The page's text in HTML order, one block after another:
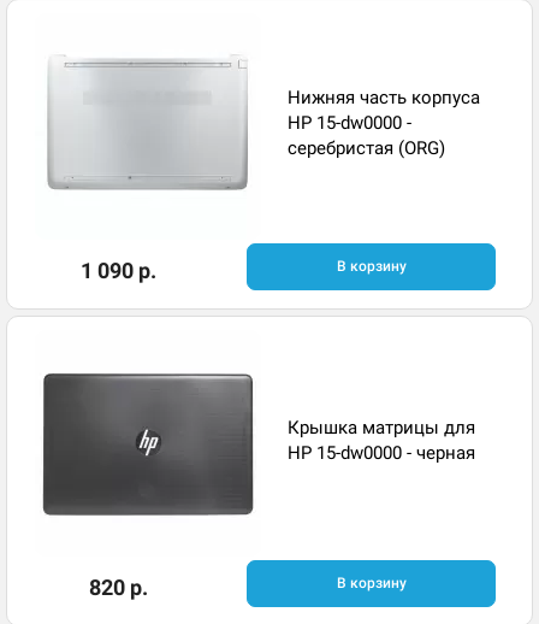
Нижняя часть корпуса
HP 15-dw0000 -
серебристая (ORG)
1 090 р. В корзину
Крышка матрицы для
HP 15-dw0000 - черная
820 р. В корзину